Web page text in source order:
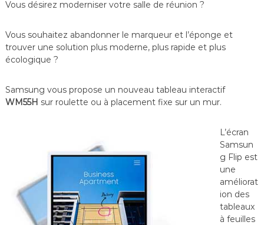
f
e
n
V
i
S
u
v
e
i
l
l
Vous désirez moderniser votre salle de réunion ?
Vous souhaitez abandonner le marqueur et l’éponge et
trouver une solution plus moderne, plus rapide et plus
écologique ?
Samsung vous propose un nouveau tableau interactif
WM55H sur roulette ou à placement fixe sur un mur.
L’écran
Samsun
g Flip est
une
améliorat
ion des
tableaux
à feuilles